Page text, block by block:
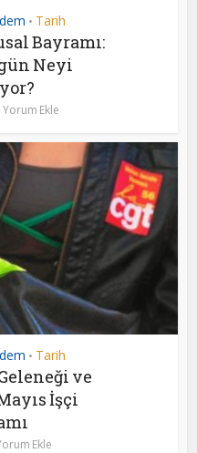
• Tarih
Bayramı:
Neyi
Yorum Ekle
• Tarih
ve
İşçi
Ekle